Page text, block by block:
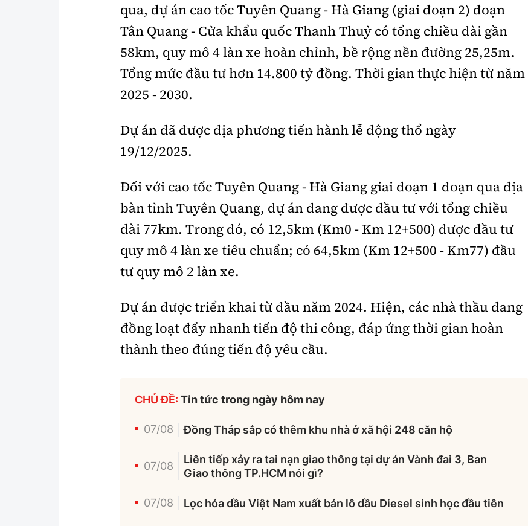
qua, dự án cao tốc Tuyên Quang - Hà Giang (giai đoạn 2) đoạn
Tân Quang - Cửa khẩu quốc Thanh Thuỷ có tổng chiều dài gần
58km, quy mô 4 làn xe hoàn chỉnh, bề rộng nền đường 25,25m.
Tổng mức đầu tư hơn 14.800 tỷ đồng. Thời gian thực hiện từ năm
2025 - 2030.
Dự án đã được địa phương tiến hành lễ động thổ ngày
19/12/2025.
Đối với cao tốc Tuyên Quang - Hà Giang giai đoạn 1 đoạn qua địa
bàn tỉnh Tuyên Quang, dự án đang được đầu tư với tổng chiều
dài 77km. Trong đó, có 12,5km (Km0 - Km 12+500) được đầu tư
quy mô 4 làn xe tiêu chuẩn; có 64,5km (Km 12+500 - Km77) đầu
tư quy mô 2 làn xe.
Dự án được triển khai từ đầu năm 2024. Hiện, các nhà thầu đang
đồng loạt đẩy nhanh tiến độ thi công, đáp ứng thời gian hoàn
thành theo đúng tiến độ yêu cầu.
CHỦ ĐỀ: Tin tức trong ngày hôm nay
07/08 Đồng Tháp sắp có thêm khu nhà ở xã hội 248 căn hộ
07/08
Liên tiếp xảy ra tai nạn giao thông tại dự án Vành đai 3, Ban
Giao thông TP.HCM nói gì?
07/08 Lọc hóa dầu Việt Nam xuất bán lô dầu Diesel sinh học đầu tiên